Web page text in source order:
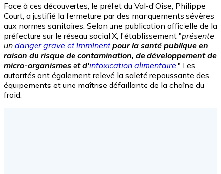
Face à ces découvertes, le préfet du Val-d'Oise, Philippe
Court, a justifié la fermeture par des manquements sévères
aux normes sanitaires. Selon une publication officielle de la
préfecture sur le réseau social X, l'établissement "présente
un danger grave et imminent pour la santé publique en
raison du risque de contamination, de développement de
micro-organismes et d'intoxication alimentaire ." Les
autorités ont également relevé la saleté repoussante des
équipements et une maîtrise défaillante de la chaîne du
froid.